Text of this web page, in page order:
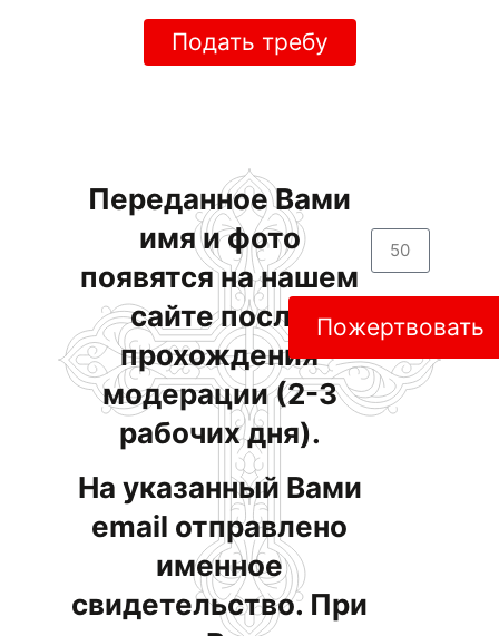
Подать требу
Переданное Вами
имя и фото
появятся на нашем
сайте после
прохождения
модерации (2-3
рабочих дня).
На указанный Вами
email отправлено
именное
свидетельство. При
Пожертвовать